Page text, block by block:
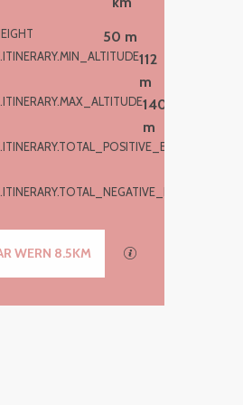
50 m
112
m
140
m
WERN 8.5KM